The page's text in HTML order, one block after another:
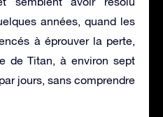
années, quand les
à éprouver la perte,
de Titan, à environ sept
jours, sans comprendre